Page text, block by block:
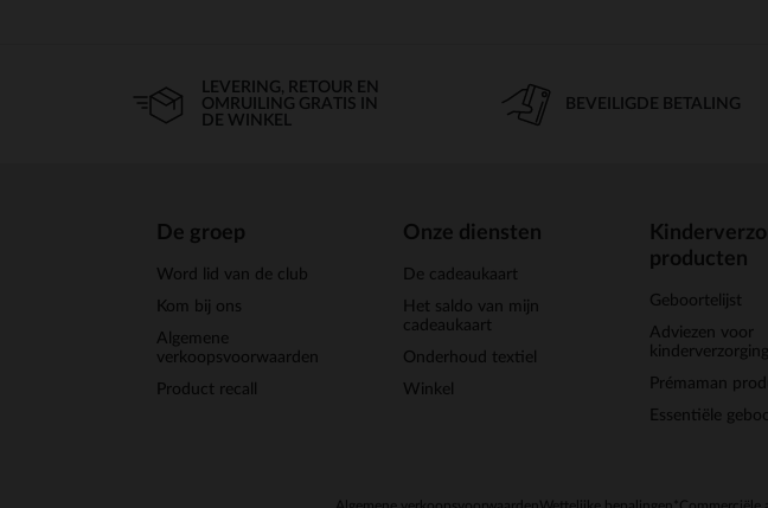
LEVERING, RETOUR EN
OMRUILING GRATIS IN
DE WINKEL
BEVEILIGDE BETALING
De groep
Word lid van de club
Kom bij ons
Algemene
verkoopsvoorwaarden
Product recall
Onze diensten
De cadeaukaart
Het saldo van mijn
cadeaukaart
Onderhoud textiel
Winkel
producten
Geboortelijst
Adviezen voor
kinderverzorging
Prémaman
Essentiële